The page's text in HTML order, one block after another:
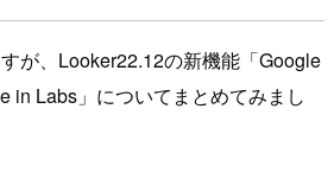
が、Looker22.12の新機能「Google
in Labs」についてまとめてみまし